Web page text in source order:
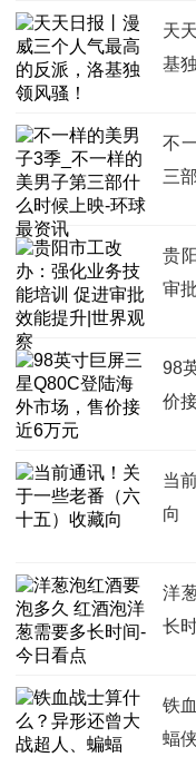
天
基
不
三
贵
审
98
价
当
向
洋
长
铁
蝠